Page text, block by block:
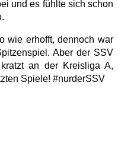
und es fühlte sich schon
wie erhofft, dennoch war
Aber der SSV
an der Kreisliga A,
Spiele! #nurderSSV